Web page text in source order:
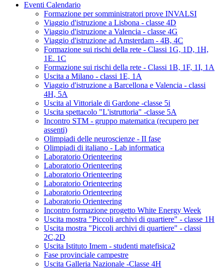
Eventi Calendario
Formazione per somministratori prove INVALSI
Viaggio d'istruzione a Lisbona - classe 4D
Viaggio d'istruzione a Valencia - classe 4G
Viaggio d'istruzione ad Amsterdam - 4B, 4C
Formazione sui rischi della rete - Classi 1G, 1D, 1H,
1E. 1C
Formazione sui rischi della rete - Classi 1B, 1F, 1I, 1A
Uscita a Milano - classi 1E, 1A
Viaggio d'istruzione a Barcellona e Valencia - classi
4H, 5A
Uscita al Vittoriale di Gardone -classe 5i
Uscita spettacolo "L'istruttoria" -classe 5A
Incontro STM - gruppo matematica (recupero per
assenti)
Olimpiadi delle neuroscienze - II fase
Olimpiadi di italiano - Lab informatica
Laboratorio Orienteering
Laboratorio Orienteering
Laboratorio Orienteering
Laboratorio Orienteering
Laboratorio Orienteering
Laboratorio Orienteering
Incontro formazione progetto White Energy Week
Uscita mostra "Piccoli archivi di quartiere" - classe 1H
Uscita mostra "Piccoli archivi di quartiere" - classi
2C,2D
Uscita Istituto Imem - studenti matefisica2
Fase provinciale campestre
Uscita Galleria Nazionale -Classe 4H